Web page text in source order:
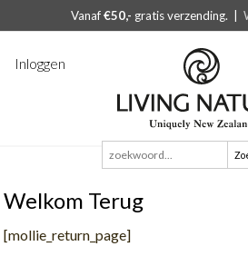
Vanaf€50,- gratis verzending. |
Inloggen
Zoeken
naar:
Welkom Terug
[mollie_return_page]